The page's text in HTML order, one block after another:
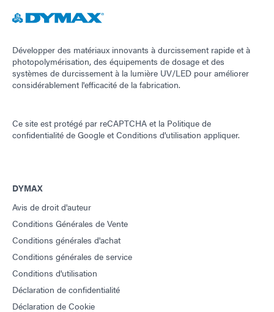
Développer des matériaux innovants à durcissement rapide et à
photopolymérisation, des équipements de dosage et des
systèmes de durcissement à la lumière UV/LED pour améliorer
considérablement l'efficacité de la fabrication.
Ce site est protégé par reCAPTCHA et la Politique de
confidentialité de Google etConditions d'utilisation appliquer.
DYMAX
Avis de droit d'auteur
Conditions Générales de Vente
Conditions générales d'achat
Conditions générales de service
Conditions d'utilisation
Déclaration de confidentialité
Déclaration de Cookie